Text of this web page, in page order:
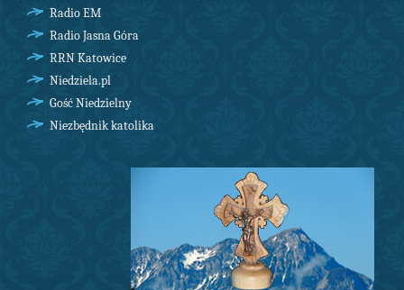
Radio EM
Radio Jasna Góra
RRN Katowice
Niedziela.pl
Gość Niedzielny
Niezbędnik katolika